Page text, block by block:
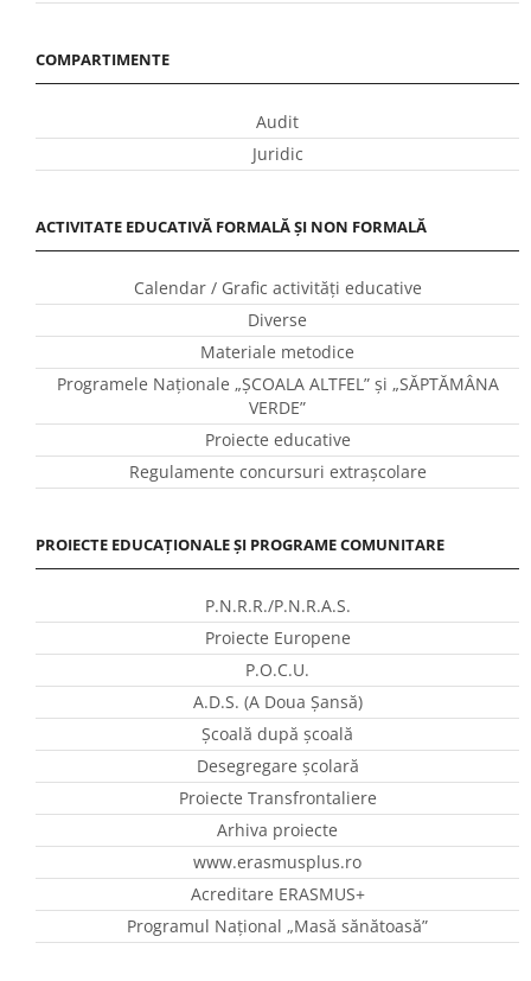
COMPARTIMENTE
Audit
Juridic
ACTIVITATE EDUCATIVĂ FORMALĂ ȘI NON FORMALĂ
Calendar / Grafic activităţi educative
Diverse
Materiale metodice
Programele Naţionale „ŞCOALA ALTFEL” și „SĂPTĂMÂNA
VERDE”
Proiecte educative
Regulamente concursuri extraşcolare
PROIECTE EDUCAȚIONALE ȘI PROGRAME COMUNITARE
P.N.R.R./P.N.R.A.S.
Proiecte Europene
P.O.C.U.
A.D.S. (A Doua Șansă)
Școală după școală
Desegregare școlară
Proiecte Transfrontaliere
Arhiva proiecte
www.erasmusplus.ro
Acreditare ERASMUS+
Programul Național „Masă sănătoasă”